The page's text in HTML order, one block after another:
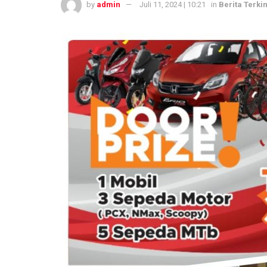
by admin Juli 11, 2024 | 10:21 in Berita